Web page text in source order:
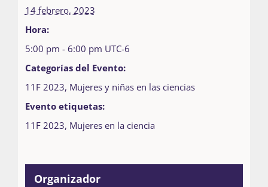
14 febrero, 2023
Hora:
5:00 pm - 6:00 pm UTC-6
Categorías del Evento:
11F 2023, Mujeres y niñas en las ciencias
Evento etiquetas:
11F 2023, Mujeres en la ciencia
Organizador